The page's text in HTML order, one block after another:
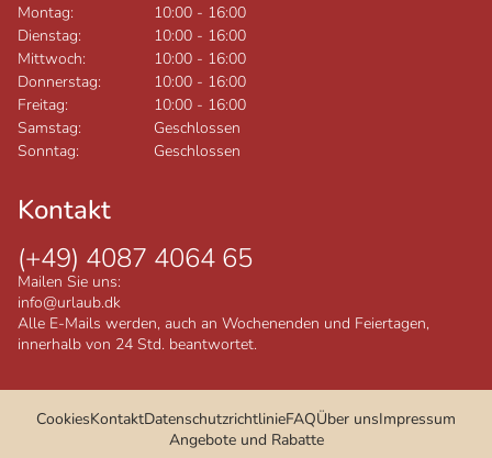
Montag: 10:00 - 16:00
Dienstag:
10:00 - 16:00
Mittwoch:
10:00 - 16:00
Donnerstag:
10:00 - 16:00
Freitag:
10:00 - 16:00
Samstag:
Geschlossen
Sonntag:
Geschlossen
Kontakt
(+49) 4087 4064 65
Mailen Sie uns:
info@urlaub.dk
Alle E-Mails werden, auch an Wochenenden und Feiertagen,
innerhalb von 24 Std. beantwortet.
CookiesKontaktDatenschutzrichtlinieFAQÜber unsImpressum
Angebote und Rabatte